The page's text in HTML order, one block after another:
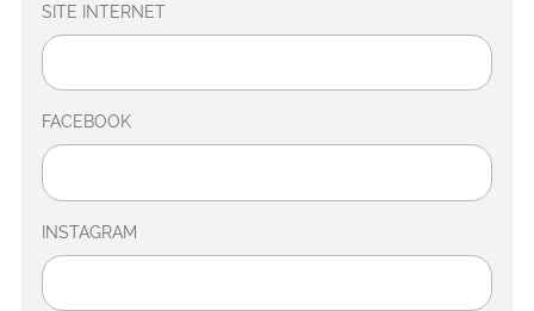
SITE INTERNET
FACEBOOK
INSTAGRAM